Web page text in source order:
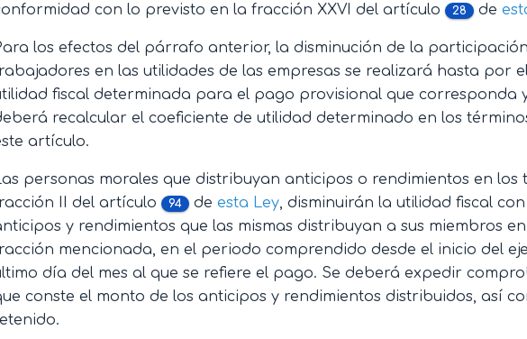
con lo previsto en la fracción XXVI del artículo 28 de
los efectos del párrafo anterior, la disminución de la
en las utilidades de las empresas se realizará hasta por
fiscal determinada para el pago provisional que corresponda
recalcular el coeficiente de utilidad determinado en los
artículo.
personas morales que distribuyan anticipos o rendimientos en los
II del artículo 94 deesta Ley, disminuirán la utilidad fiscal
y rendimientos que las mismas distribuyan a sus miembros
mencionada, en el periodo comprendido desde el inicio del
día del mes al que se refiere el pago. Se deberá expedir
conste el monto de los anticipos y rendimientos distribuidos, así